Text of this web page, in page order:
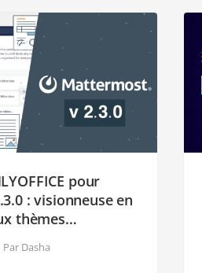
pour
: visionneuse en
thèmes
Par Dasha